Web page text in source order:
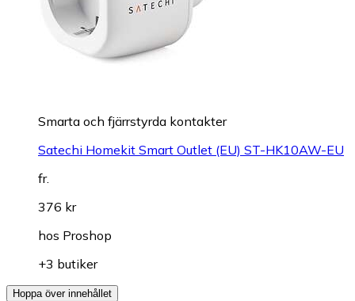
Smarta och fjärrstyrda kontakter
Satechi Homekit Smart Outlet (EU) ST-HK10AW-EU
fr.
376 kr
hos Proshop
+3 butiker
Hoppa över innehållet